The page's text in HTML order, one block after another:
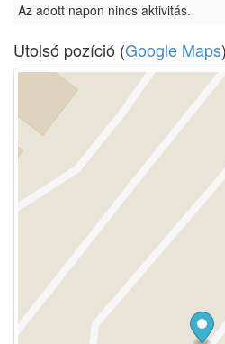
Az adott napon nincs aktivitás.
Utolsó pozíció (Google Maps)